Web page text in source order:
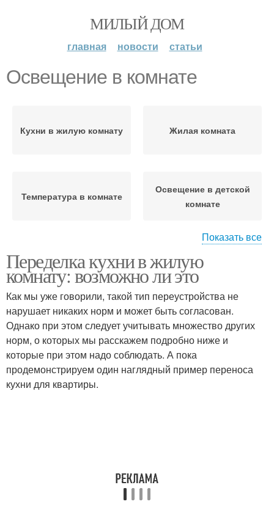
МИЛЫЙ ДОМ
главная новости статьи
Освещение в комнате
Кухни в жилую комнату Жилая комната
Температура в комнате
Освещение в детской
комнате
Потолочное освещение
Показать все
Переделка кухни в жилую
комнату: возможно ли это
Как мы уже говорили, такой тип переустройства не
нарушает никаких норм и может быть согласован.
Однако при этом следует учитывать множество других
норм, о которых мы расскажем подробно ниже и
которые при этом надо соблюдать. А пока
продемонстрируем один наглядный пример переноса
кухни для квартиры.